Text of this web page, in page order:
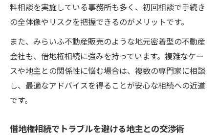
料相談を実施している事務所も多く、初回相談で手続き
の全体像やリスクを把握できるのがメリットです。
また、みらいふ不動産販売のような地元密着型の不動産
会社も、借地権相続に強みを持っています。複雑なケー
スや地主との関係性に悩む場合は、複数の専門家に相談
し、最適なアドバイスを得ることが安心な相続への近道
です。
借地権相続でトラブルを避ける地主との交渉術